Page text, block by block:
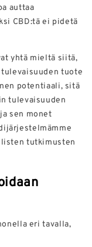
auttaa
CBD:tä ei pidetä
yhtä mieltä siitä,
tuote
potentiaali, sitä
tulevaisuuden
sen monet
tutkimusten
eri tavalla,